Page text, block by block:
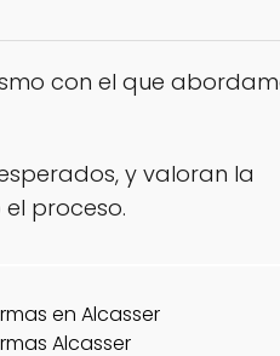
con el que
y valoran la
proceso.